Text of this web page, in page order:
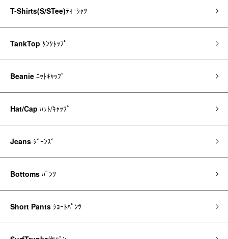
T-Shirts(S/STee)ﾃｨｰｼｬﾂ
TankTop ﾀﾝｸﾄｯﾌﾟ
Beanie ﾆｯﾄｷｬｯﾌﾟ
Hat/Cap ﾊｯﾄ/ｷｬｯﾌﾟ
Jeans ｼﾞｰﾝｽﾞ
Bottoms ﾊﾟﾝﾂ
Short Pants ｼｮｰﾄﾊﾟﾝﾂ